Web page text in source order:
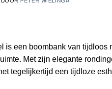
een boombank van tijdloos
Met zijn elegante
tegelijkertijd een tijdloze